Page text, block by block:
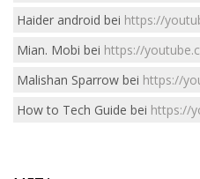
Haider android bei https://
Mian. Mobi bei https://
Malishan Sparrowbei https://
How to Tech Guide bei https://